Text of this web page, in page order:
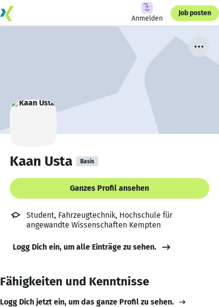
Anmelden
Job posten
Kaan Usta Basis
Ganzes Profil ansehen
Student, Fahrzeugtechnik, Hochschule für
angewandte Wissenschaften Kempten
Logg Dich ein, um alle Einträge zu sehen.
Fähigkeiten und Kenntnisse
Logg Dich jetzt ein, um das ganze Profil zu sehen.